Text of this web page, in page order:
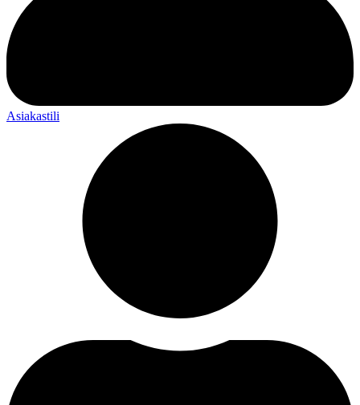
Asiakastili